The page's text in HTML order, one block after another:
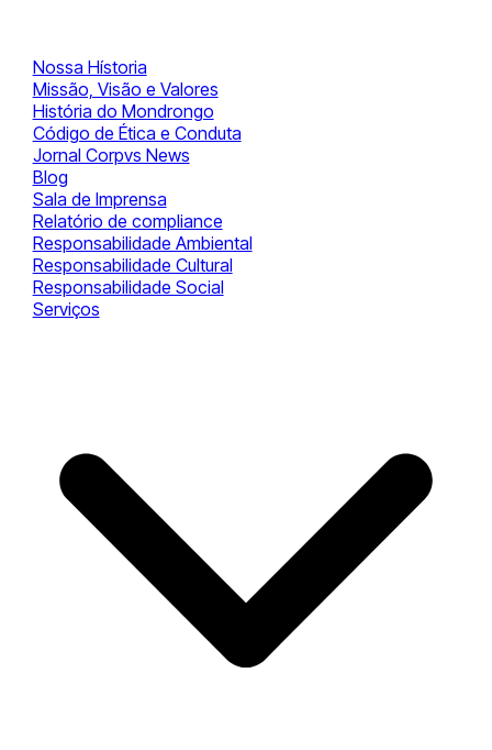
Nossa Hístoria
Missão, Visão e Valores
História do Mondrongo
Código de Ética e Conduta
Jornal Corpvs News
Blog
Sala de Imprensa
Relatório de compliance
Responsabilidade Ambiental
Responsabilidade Cultural
Responsabilidade Social
Serviços